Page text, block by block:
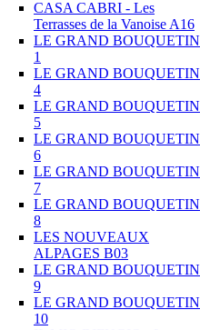
CASA CABRI - Les
Terrasses de la Vanoise A16
LE GRAND BOUQUETIN
1
LE GRAND BOUQUETIN
4
LE GRAND BOUQUETIN
5
LE GRAND BOUQUETIN
6
LE GRAND BOUQUETIN
7
LE GRAND BOUQUETIN
8
LES NOUVEAUX
ALPAGES B03
LE GRAND BOUQUETIN
9
LE GRAND BOUQUETIN
10